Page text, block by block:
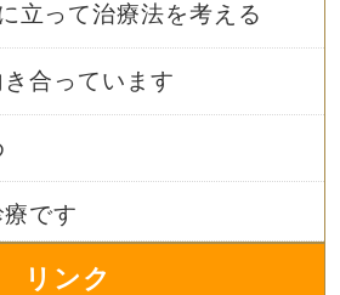
立って治療法を考える
合っています
です
リンク